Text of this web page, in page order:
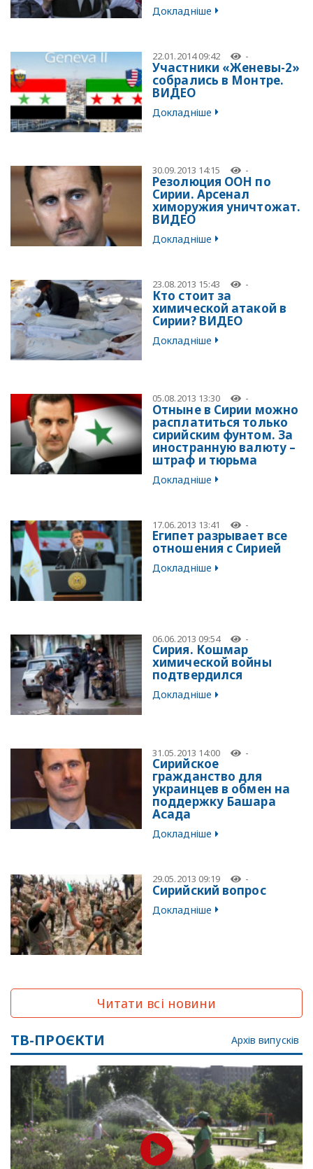
Докладніше
22.01.2014 09:42 -
Участники «Женевы-2»
собрались в Монтре.
ВИДЕО
Докладніше
30.09.2013 14:15 -
Резолюция ООН по
Сирии. Арсенал
химоружия уничтожат.
ВИДЕО
Докладніше
23.08.2013 15:43 -
Кто стоит за
химической атакой в
Сирии? ВИДЕО
Докладніше
05.08.2013 13:30 -
Отныне в Сирии можно
расплатиться только
сирийским фунтом. За
иностранную валюту –
штраф и тюрьма
Докладніше
17.06.2013 13:41 -
Египет разрывает все
отношения с Сирией
Докладніше
06.06.2013 09:54 -
Сирия. Кошмар
химической войны
подтвердился
Докладніше
31.05.2013 14:00 -
Сирийское
гражданство для
украинцев в обмен на
поддержку Башара
Асада
Докладніше
29.05.2013 09:19 -
Сирийский вопрос
Докладніше
Читати всі новини
ТВ-ПРОЄКТИ Архів випусків